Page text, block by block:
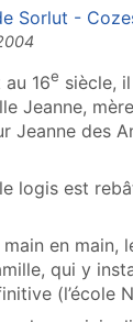
16e siècle,
Jeanne,
Jeanne des
logis est
main en main,
qui y
(l’école